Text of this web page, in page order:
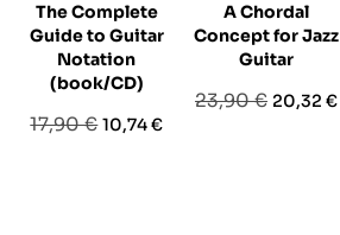
The Complete
Guide to Guitar
Notation
(book/CD)
Prezzo
17,90 €Prezzo
10,74 €
A Chordal
Concept for Jazz
Guitar
Prezzo
23,90 € Prezzo
20,32 €